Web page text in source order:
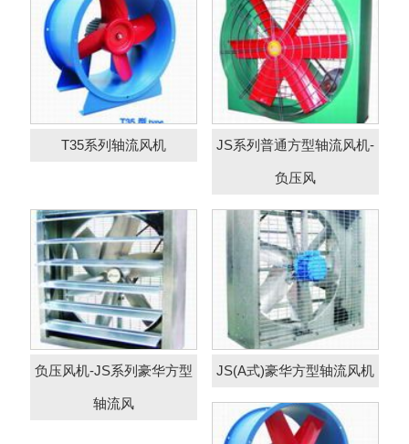
T35系列轴流风机 JS系列普通方型轴流风机-
负压风
负压风机-JS系列豪
华方型轴流风
负压风机-JS系列豪华方型
轴流风
JS(A式)豪华方型轴
流风机
JS(A式)豪华方型轴流风机
T30(A)式轴流通风机